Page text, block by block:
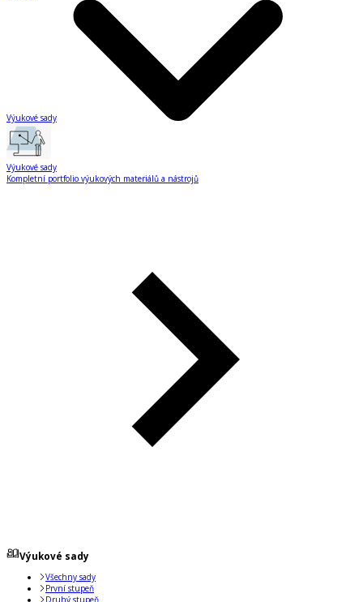
Výukové sady
Výukové sady
Kompletní portfolio výukových materiálů a nástrojů
Výukové sady
Všechny sady
První stupeň